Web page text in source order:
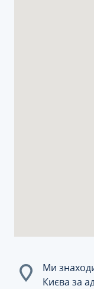
Ми
Києва за